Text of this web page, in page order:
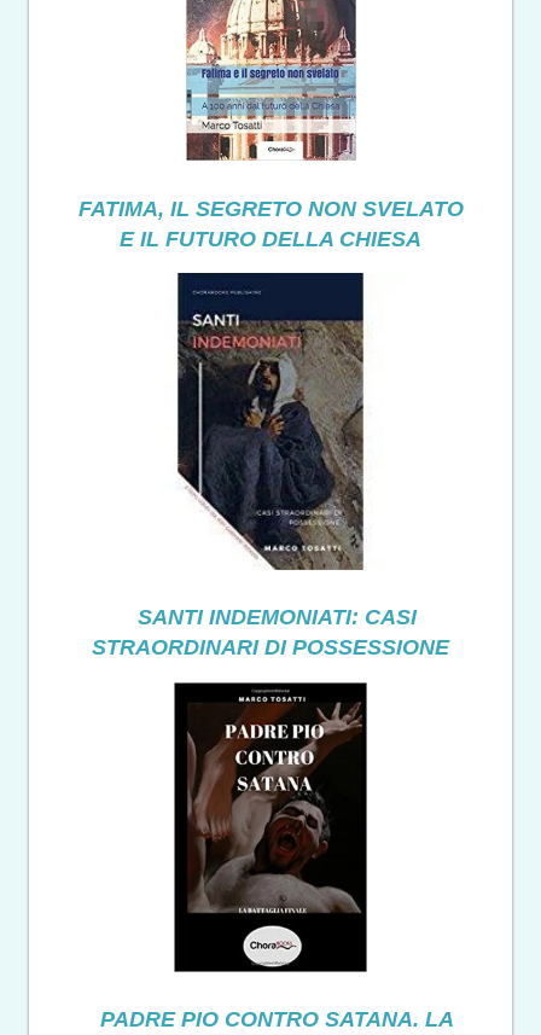
FATIMA, IL SEGRETO NON SVELATO
E IL FUTURO DELLA CHIESA
SANTI INDEMONIATI: CASI
STRAORDINARI DI POSSESSIONE
PADRE PIO CONTRO SATANA. LA